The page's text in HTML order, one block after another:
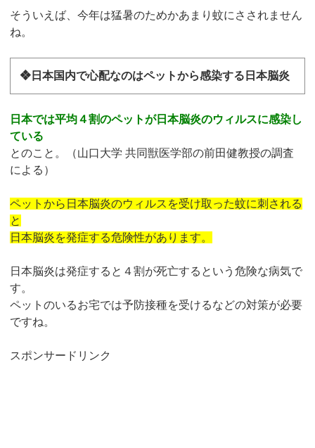
そういえば、今年は猛暑のためかあまり蚊にさされません
ね。
❖日本国内で心配なのはペットから感染する日本脳炎
日本では平均４割のペットが日本脳炎のウィルスに感染し
ている
とのこと。（山口大学 共同獣医学部の前田健教授の調査
による）
ペットから日本脳炎のウィルスを受け取った蚊に刺される
と
日本脳炎を発症する危険性があります。
日本脳炎は発症すると４割が死亡するという危険な病気で
す。
ペットのいるお宅では予防接種を受けるなどの対策が必要
ですね。
スポンサードリンク